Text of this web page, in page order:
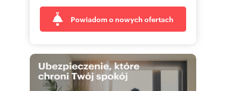
Powiadom o nowych ofertach